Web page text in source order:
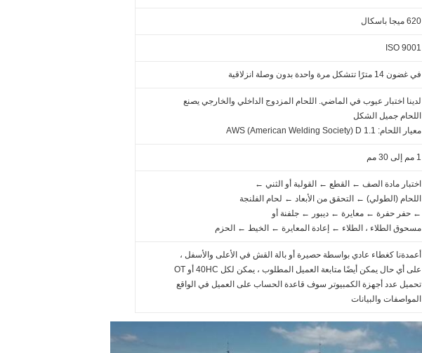
620 ميجا باسكال
ISO 9001
في غضون 14 مترًا تتشكل مرة واحدة بدون وصلة انزلاقية
لدينا اختبار عيوب في الماضي. اللحام المزدوج الداخلي والخارجي يصنع
اللحام جميل الشكل
معيار اللحام: AWS (American Welding Society) D 1.1
1 مم إلى 30 مم
اختبار مادة الصف ← القطع ← القولبة أو الثني ←
اللحام (الطولي) ← التحقق من الأبعاد ← لحام الفلنجة
← حفر حفرة ← معايرة ← ديبور ← جلفنة أو
مسحوق الطلاء ، الطلاء ← إعادة المعايرة ← الخيط ← الحزم
أعمدةنا كغطاء عادي بواسطة حصيرة أو بالة القش في الأعلى والأسفل ،
على أي حال يمكن أيضًا متابعة العميل المطلوب ، يمكن لكل 40HC أو OT
تحميل عدد أجهزة الكمبيوتر سوف قاعدة الحساب على العميل في الواقع
المواصفات والبيانات